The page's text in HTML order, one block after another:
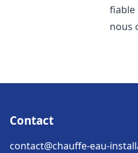
fiable
nous
Contact
contact@chauffe-eau-